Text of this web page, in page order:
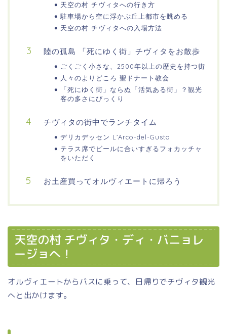
天空の村 チヴィタへの行き方
駐車場から空に浮かぶ丘上都市を眺める
天空の村 チヴィタへの入場方法
陸の孤島 「死にゆく街」チヴィタをお散歩
ごくごく小さな、2500年以上の歴史を持つ街
人々のよりどころ 聖ドナート教会
「死にゆく街」ならぬ「活気ある街」？観光
客の多さにびっくり
チヴィタの街中でランチタイム
デリカデッセン L’Arco-del-Gusto
テラス席でビールに合いすぎるフォカッチャ
をいただく
お土産買ってオルヴィエートに帰ろう
天空の村 チヴィタ・ディ・バニョレ
ージョへ！
オルヴィエートからバスに乗って、日帰りでチヴィタ観光
へと出かけます。